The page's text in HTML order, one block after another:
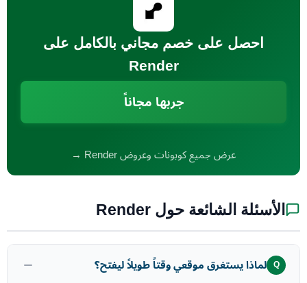
احصل على خصم مجاني بالكامل على
Render
جربها مجاناً
عرض جميع كوبونات وعروض Render →
الأسئلة الشائعة حول Render
Q لماذا يستغرق موقعي وقتاً طويلاً ليفتح؟